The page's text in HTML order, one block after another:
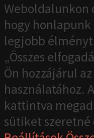
Weboldalunkon
hogy
legjobb
„Összes
Ön hozzájárul
használatához.
kattintva
sütiket